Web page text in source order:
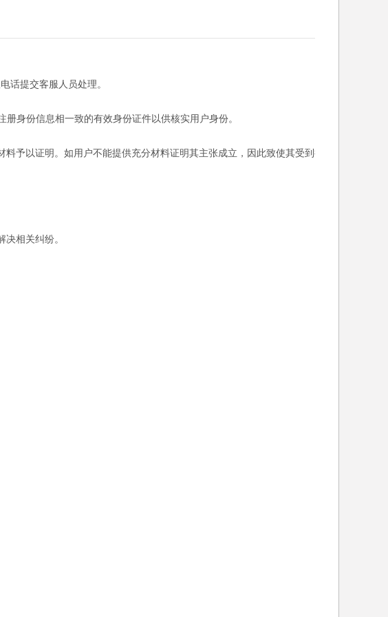
话提交客服人员处理。
身份信息相一致的有效身份证件以供核实用户身份。
予以证明。如用户不能提供充分材料证明其主张成立，因此致使其受到损
相关纠纷。